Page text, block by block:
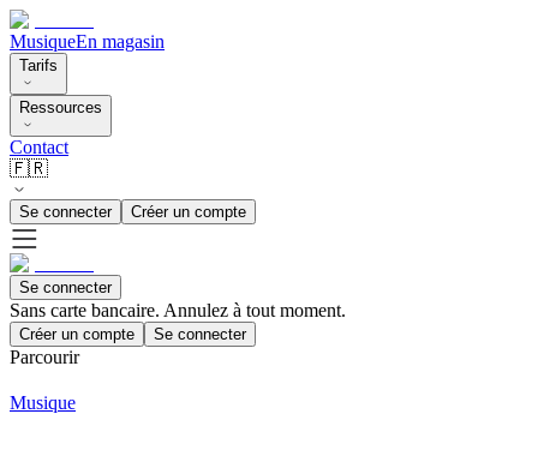
MusiqueEn magasin
Tarifs
Ressources
Contact
🇫🇷
Se connecter Créer un compte
Se connecter
Sans carte bancaire. Annulez à tout moment.
Créer un compte Se connecter
Parcourir
Musique